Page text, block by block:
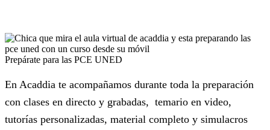
Prepárate para las PCE UNED
En Acaddia te acompañamos durante toda la preparación
con clases en directo y grabadas, temario en video,
tutorías personalizadas, material completo y simulacros